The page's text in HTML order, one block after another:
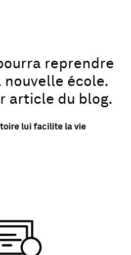
reprendre
école.
article du blog.
lui facilite la vie